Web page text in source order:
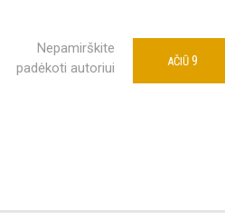
Nepamirškite
padėkoti autoriui
AČIŪ 9